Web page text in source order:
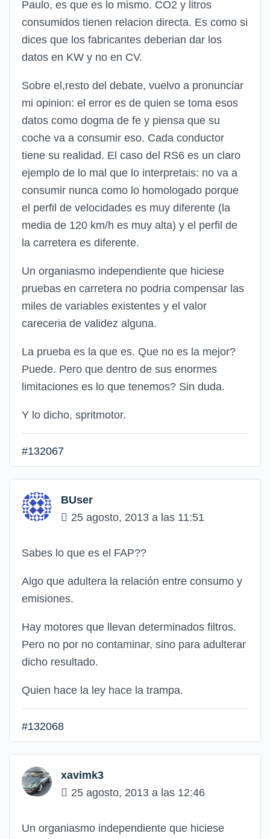
Paulo, es que es lo mismo. CO2 y litros
consumidos tienen relacion directa. Es como si
dices que los fabricantes deberian dar los
datos en KW y no en CV.
Sobre el,resto del debate, vuelvo a pronunciar
mi opinion: el error es de quien se toma esos
datos como dogma de fe y piensa que su
coche va a consumir eso. Cada conductor
tiene su realidad. El caso del RS6 es un claro
ejemplo de lo mal que lo interpretais: no va a
consumir nunca como lo homologado porque
el perfil de velocidades es muy diferente (la
media de 120 km/h es muy alta) y el perfil de
la carretera es diferente.
Un organiasmo independiente que hiciese
pruebas en carretera no podria compensar las
miles de variables existentes y el valor
careceria de validez alguna.
La prueba es la que es. Que no es la mejor?
Puede. Pero que dentro de sus enormes
limitaciones es lo que tenemos? Sin duda.
Y lo dicho, spritmotor.
#132067
BUser
25 agosto, 2013 a las 11:51
Sabes lo que es el FAP??
Algo que adultera la relación entre consumo y
emisiones.
Hay motores que llevan determinados filtros.
Pero no por no contaminar, sino para adulterar
dicho resultado.
Quien hace la ley hace la trampa.
#132068
xavimk3
25 agosto, 2013 a las 12:46
Un organiasmo independiente que hiciese